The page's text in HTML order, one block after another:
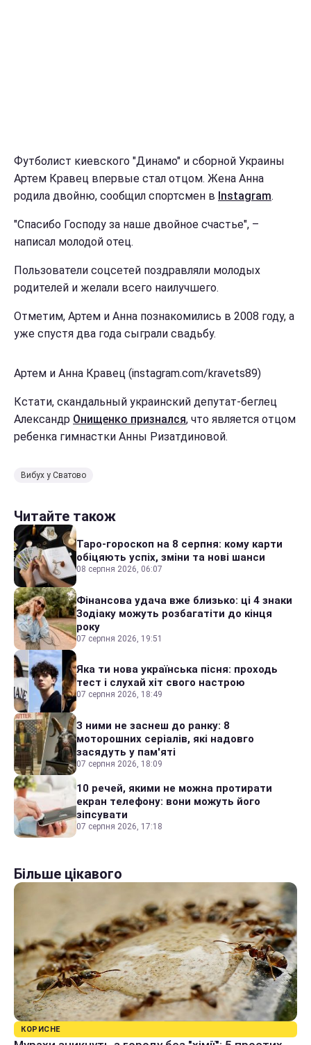
Футболист киевского "Динамо" и сборной Украины
Артем Кравец впервые стал отцом. Жена Анна
родила двойню, сообщил спортсмен в Instagram.
"Спасибо Господу за наше двойное счастье", –
написал молодой отец.
Пользователи соцсетей поздравляли молодых
родителей и желали всего наилучшего.
Отметим, Артем и Анна познакомились в 2008 году, а
уже спустя два года сыграли свадьбу.
Артем и Анна Кравец (instagram.com/kravets89)
Кстати, скандальный украинский депутат-беглец
Александр Онищенко признался, что является отцом
ребенка гимнастки Анны Ризатдиновой.
Вибух у Сватово
Читайте також
Таро-гороскоп на 8 серпня: кому карти
обіцяють успіх, зміни та нові шанси
08 серпня 2026, 06:07
Фінансова удача вже близько: ці 4 знаки
Зодіаку можуть розбагатіти до кінця
року
07 серпня 2026, 19:51
Яка ти нова українська пісня: проходь
тест і слухай хіт свого настрою
07 серпня 2026, 18:49
З ними не заснеш до ранку: 8
моторошних серіалів, які надовго
засядуть у пам'яті
07 серпня 2026, 18:09
10 речей, якими не можна протирати
екран телефону: вони можуть його
зіпсувати
07 серпня 2026, 17:18
Більше цікавого
КОРИСНЕ